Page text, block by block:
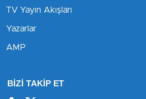
TV Yayın Akışları
Yazarlar
AMP
BİZİ TAKİP ET